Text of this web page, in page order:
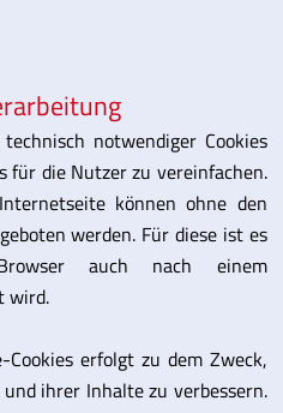
notwendiger Cookies
für die Nutzer zu vereinfachen.
können ohne den
werden. Für diese ist es
auch nach einem
wird.
Cookies erfolgt zu dem Zweck,
ihrer Inhalte zu verbessern.